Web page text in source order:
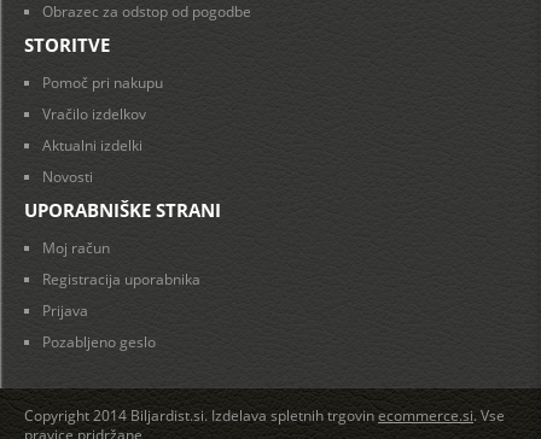
Obrazec za odstop od pogodbe
STORITVE
Pomoč pri nakupu
Vračilo izdelkov
Aktualni izdelki
Novosti
UPORABNIŠKE STRANI
Moj račun
Registracija uporabnika
Prijava
Pozabljeno geslo
Copyright 2014 Biljardist.si. Izdelava spletnih trgovinecommerce.si. Vse
pravice pridržane